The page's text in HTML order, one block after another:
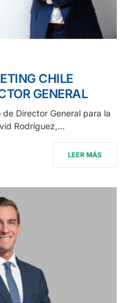
CHILE
GENERAL
Director General para la
Rodríguez,…
LEER MÁS